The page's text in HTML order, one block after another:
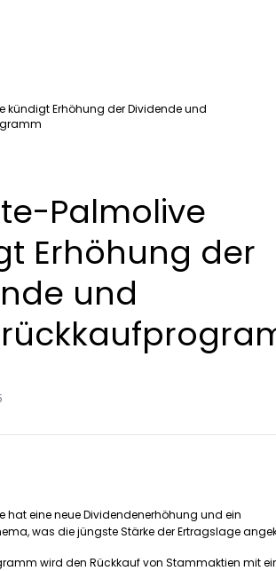
kündigt Erhöhung der Dividende und
Palmolive
Erhöhung der
und
hat eine neue Dividendenerhöhung und ein
was die jüngste Stärke der Ertragslage
wird den Rückkauf von Stammaktien mit